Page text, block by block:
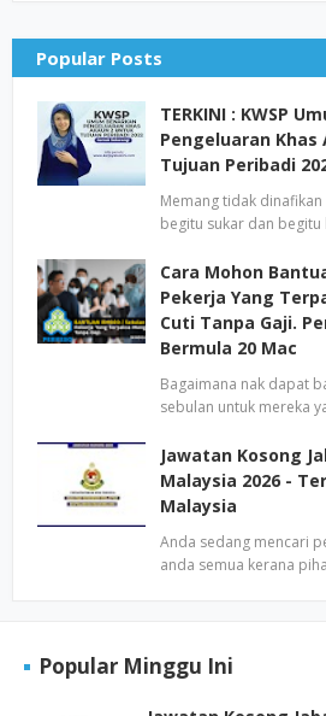
Popular Posts
TERKINI : KWSP
Pengeluaran Khas
Tujuan Peribadi
Memang tidak
begitu sukar dan
Cara Mohon
Pekerja Yang
Cuti Tanpa Gaji.
Bermula 20 Mac
Bagaimana nak dapat
sebulan untuk mereka
Jawatan Kosong
Malaysia 2026 -
Malaysia
Anda sedang mencari
anda semua kerana
Popular Minggu Ini